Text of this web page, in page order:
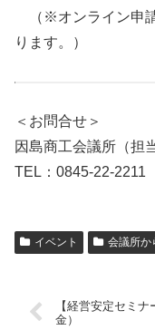
（※オンライン申
ります。）
＜お問合せ＞
因島商工会議所（担
TEL：0845-22-
イベント 会議所か
【経営安定セミ
金）